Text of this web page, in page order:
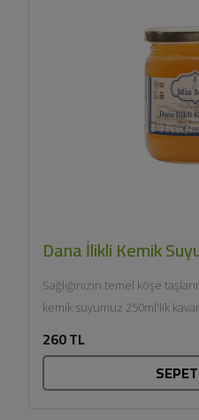
Dana İlikli Kemik
Sağlığınızın temel köşe
kemik suyumuz 250ml'lik
260 TL